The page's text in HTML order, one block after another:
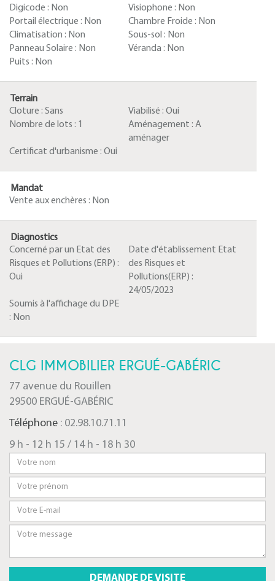
Digicode : Non Visiophone : Non
Portail électrique : Non Chambre Froide : Non
Climatisation : Non Sous-sol : Non
Panneau Solaire : Non Véranda : Non
Puits : Non
Terrain
Cloture : Sans Viabilisé : Oui
Nombre de lots : 1 Aménagement : A
aménager
Certificat d'urbanisme : Oui
Mandat
Vente aux enchères : Non
Diagnostics
Concerné par un Etat des
Risques et Pollutions (ERP) :
Oui
Date d'établissement Etat
des Risques et
Pollutions(ERP) :
24/05/2023
Soumis à l'affichage du DPE
: Non
CLG IMMOBILIER ERGUÉ-GABÉRIC
77 avenue du Rouillen
29500 ERGUÉ-GABÉRIC
Téléphone : 02.98.10.71.11
9 h - 12 h 15 / 14 h - 18 h 30